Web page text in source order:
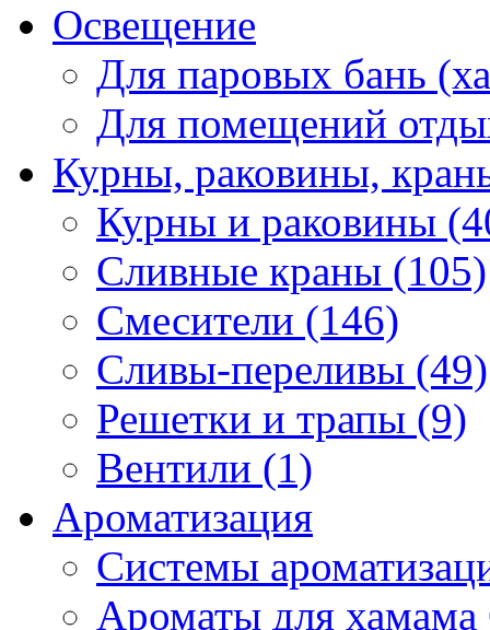
Освещение
Для паровых бань
Для помещений
Курны, раковины,
Курны и раковины
Сливные краны (105)
Смесители (146)
Сливы-переливы (49)
Решетки и трапы (9)
Вентили (1)
Ароматизация
Системы
Ароматы для